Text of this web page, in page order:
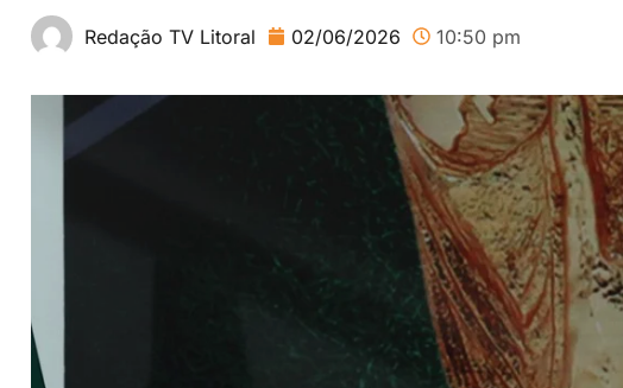
Redação TV Litoral 02/06/2026 10:50 pm